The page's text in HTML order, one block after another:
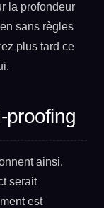
la profondeur
sans règles
plus tard ce
proofing
ainsi.
serait
est